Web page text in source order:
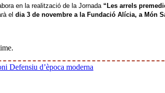
en la realització de la Jornada “Les arrels
el dia 3 de novembre a la Fundació Alícia, a Món
Defensiu d’època moderna